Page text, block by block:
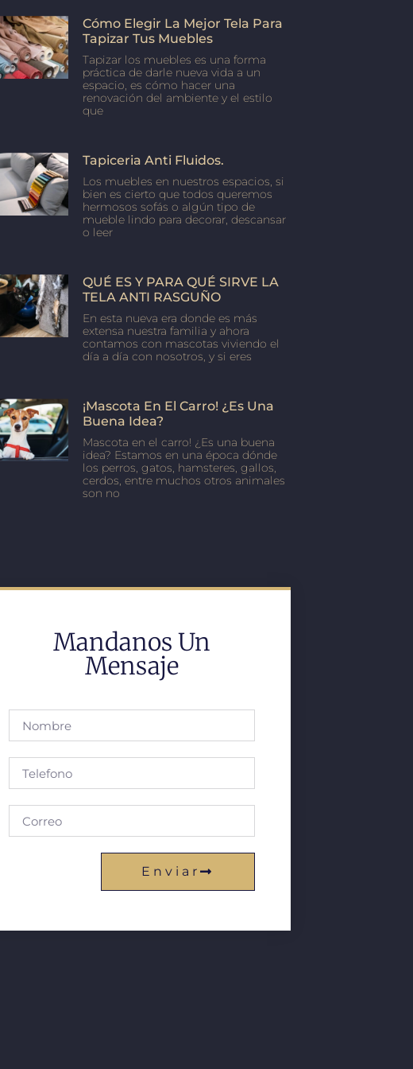
Cómo Elegir La Mejor Tela Para
Tapizar Tus Muebles
Tapizar los muebles es una forma
práctica de darle nueva vida a un
espacio, es cómo hacer una
renovación del ambiente y el estilo
que
Tapiceria Anti Fluidos.
Los muebles en nuestros espacios, si
bien es cierto que todos queremos
hermosos sofás o algún tipo de
mueble lindo para decorar, descansar
o leer
QUÉ ES Y PARA QUÉ SIRVE LA
TELA ANTI RASGUÑO
En esta nueva era donde es más
extensa nuestra familia y ahora
contamos con mascotas viviendo el
día a día con nosotros, y si eres
¡Mascota En El Carro! ¿Es Una
Buena Idea?
Mascota en el carro! ¿Es una buena
idea? Estamos en una época dónde
los perros, gatos, hamsteres, gallos,
cerdos, entre muchos otros animales
son no
Mandanos Un
Mensaje
Enviar